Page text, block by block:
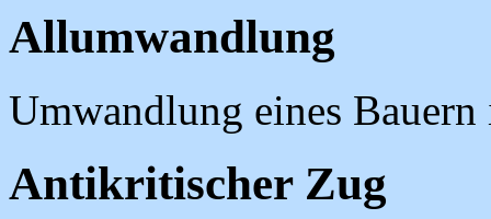
Allumwandlung
Umwandlung eines
Antikritischer Zug